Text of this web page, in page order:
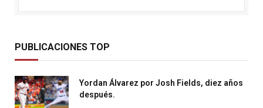
PUBLICACIONES TOP
Yordan Álvarez por Josh Fields, diez años
después.